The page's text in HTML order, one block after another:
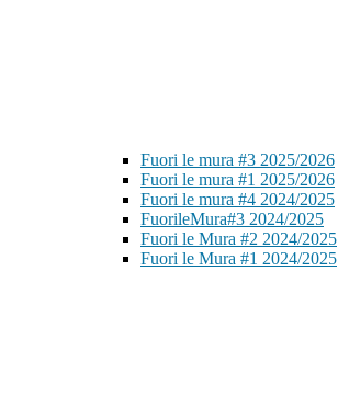
Fuori le mura #3 2025/2026
Fuori le mura #1 2025/2026
Fuori le mura #4 2024/2025
FuorileMura#3 2024/2025
Fuori le Mura #2 2024/2025
Fuori le Mura #1 2024/2025